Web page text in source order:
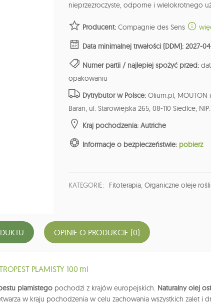
nieprzezroczyste, odporne i wielokrotnego
Producent: Compagnie des Sens
Data minimalnej trwałości (DDM): 2027-
Numer partii / najlepiej spożyć przed:
opakowaniu
Dytrybutor w Polsce: Olium.pl, MOUTON
Baran, ul. Starowiejska 265, 08-110 Siedlce, NIP:
Kraj pochodzenia: Autriche
Informacje o bezpieczeństwie: pobierz
KATEGORIE: Fitoterapia, Organiczne oleje
OPINIE O PRODUKCIE (0)
PLAMISTY 100 ml
plamistego pochodzi z krajów europejskich. Naturalny olej
w kraju pochodzenia w celu zachowania wszystkich zalet i